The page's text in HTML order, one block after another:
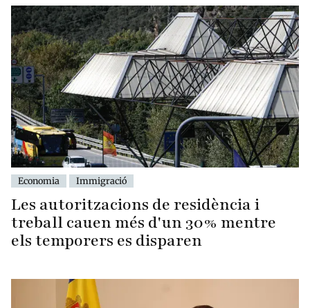
Economia Immigració
Les autoritzacions de residència i
treball cauen més d'un 30% mentre
els temporers es disparen